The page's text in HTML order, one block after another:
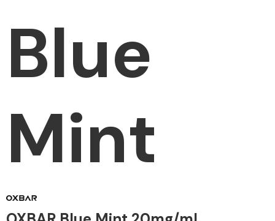
Blue
Mint